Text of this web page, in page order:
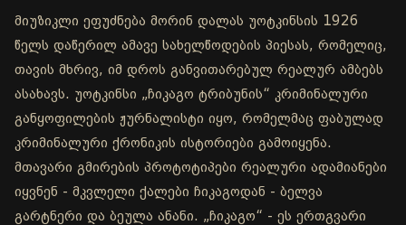
მიუზიკლი ეფუძნება მორინ დალას უოტკინსის 1926
წელს დაწერილ ამავე სახელწოდების პიესას, რომელიც,
თავის მხრივ, იმ დროს განვითარებულ რეალურ ამბებს
ასახავს. უოტკინსი „ჩიკაგო ტრიბუნის“ კრიმინალური
განყოფილების ჟურნალისტი იყო, რომელმაც ფაბულად
კრიმინალური ქრონიკის ისტორიები გამოიყენა.
მთავარი გმირების პროტოტიპები რეალური ადამიანები
იყვნენ - მკვლელი ქალები ჩიკაგოდან - ბელვა
გარტნერი და ბეულა ანანი. „ჩიკაგო“ - ეს ერთგვარი